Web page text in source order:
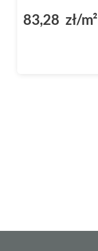
83,28 zł/m²